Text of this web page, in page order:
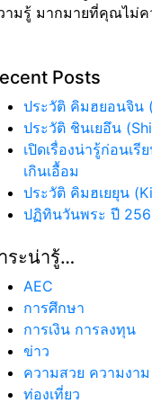
ามรู้ มากมายที่คุณไม่ค
Posts
ประวัติ คิมฮยอนจิน
ประวัติ ชินเยอึน
เปิดเรื่องน่ารู้ก่อนเ
เกินเอื้อม
ประวัติ คิมฮเยยุน
ปฏิทินวันพระ ปี
ระน่ารู้…
AEC
การศึกษา
การเงิน การลงทุน
ข่าว
ความสวย ความงาม
ท่องเที่ยว